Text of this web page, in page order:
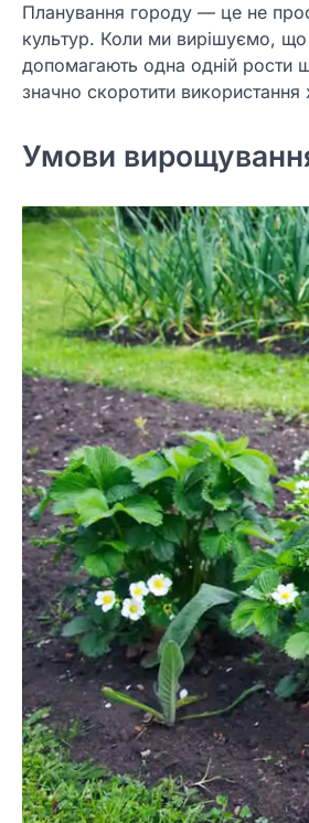
Планування городу — це не
культур. Коли ми вирішуємо,
допомагають одна одній рости
значно скоротити
Умови